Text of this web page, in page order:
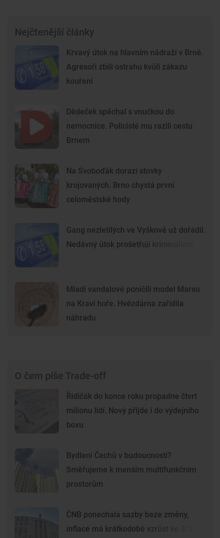
Nejčtenější články
Krvavý útok na hlavním nádraží v Brně.
Agresoři zbili ostrahu kvůli zákazu
kouření
Dědeček spěchal s vnučkou do
nemocnice. Policisté mu razili cestu
Brnem
Na Svoboďák dorazí stovky
krojovaných. Brno chystá první
celoměstské hody
Gang nezletilých ve Vyškově už dořádil.
Nedávný útok prošetřují kriminalisté
Mladí vandalové poničili model Marsu
na Kraví hoře. Hvězdárna zařídila
náhradu
O čem píše Trade-off
Řidičák do konce roku propadne čtvrt
milionu lidí. Nový přijde i do výdejního
boxu
Bydlení Čechů v budoucnosti?
Směřujeme k menším multifunkčním
prostorům
ČNB ponechala sazby beze změny,
inflace má krátkodobě vzrůst ke 3 %